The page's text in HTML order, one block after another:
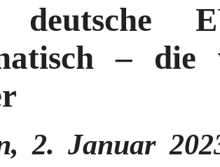
– die
2. Januar